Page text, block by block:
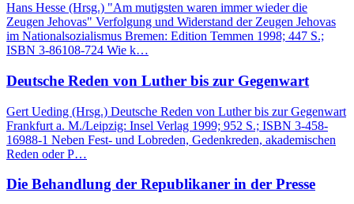
Hans Hesse (Hrsg.) "Am mutigsten waren immer wieder die
Zeugen Jehovas" Verfolgung und Widerstand der Zeugen Jehovas
im Nationalsozialismus Bremen: Edition Temmen 1998; 447 S.;
ISBN 3-86108-724 Wie k…
Deutsche Reden von Luther bis zur Gegenwart
Gert Ueding (Hrsg.) Deutsche Reden von Luther bis zur Gegenwart
Frankfurt a. M./Leipzig: Insel Verlag 1999; 952 S.; ISBN 3-458-
16988-1 Neben Fest- und Lobreden, Gedenkreden, akademischen
Reden oder P…
Die Behandlung der Republikaner in der Presse